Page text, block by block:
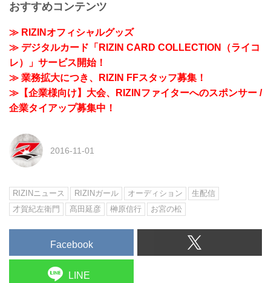
おすすめコンテンツ
≫ RIZINオフィシャルグッズ
≫ デジタルカード「RIZIN CARD COLLECTION（ライコ
レ）」サービス開始！
≫ 業務拡大につき、RIZIN FFスタッフ募集！
≫【企業様向け】大会、RIZINファイターへのスポンサー /
企業タイアップ募集中！
2016-11-01
RIZINニュース RIZINガール オーディション
生配信
才賀紀左衛門
髙田延彦 榊原信行 お宮の松
Facebook
LINE